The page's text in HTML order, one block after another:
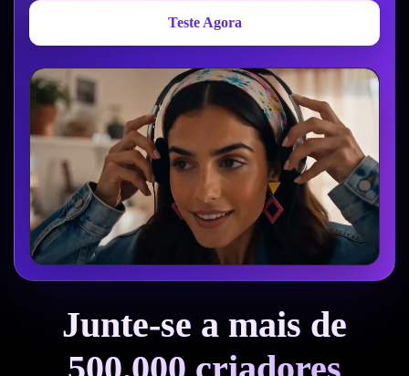
Teste Agora
Junte-se a mais de